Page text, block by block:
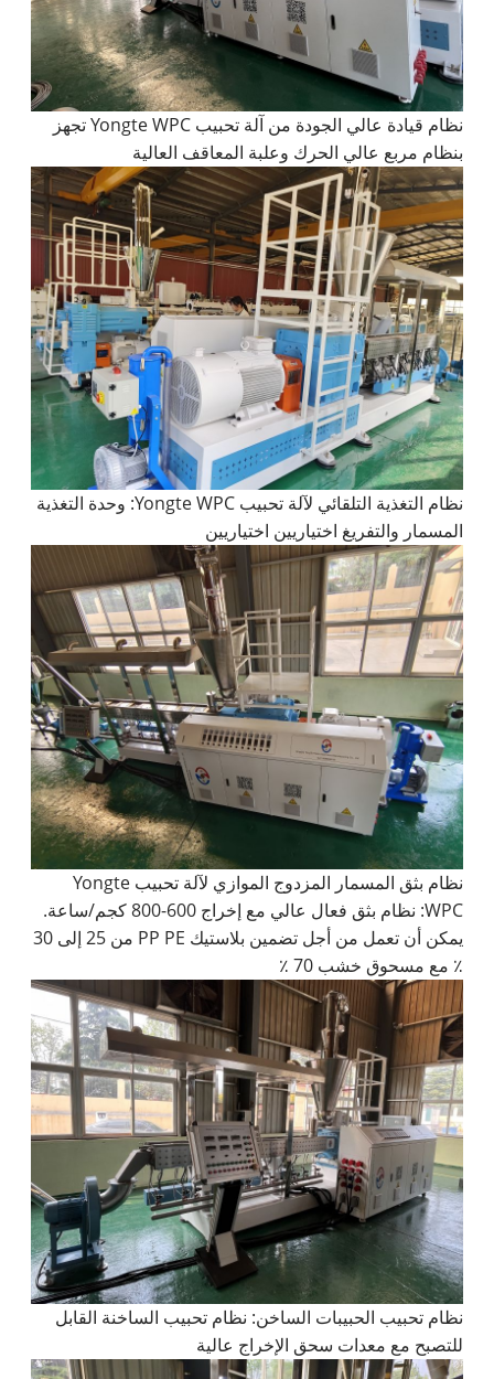
نظام قيادة عالي الجودة من آلة تحبيب Yongte WPC تجهز
بنظام مربع عالي الحرك وعلبة المعاقف العالية
نظام التغذية التلقائي لآلة تحبيب Yongte WPC: وحدة التغذية
المسمار والتفريغ اختياريين اختياريين
نظام بثق المسمار المزدوج الموازي لآلة تحبيب Yongte
WPC: نظام بثق فعال عالي مع إخراج 600-800 كجم/ساعة.
يمكن أن تعمل من أجل تضمين بلاستيك PP PE من 25 إلى 30
٪ مع مسحوق خشب 70 ٪
نظام تحبيب الحبيبات الساخن: نظام تحبيب الساخنة القابل
للتصبح مع معدات سحق الإخراج عالية